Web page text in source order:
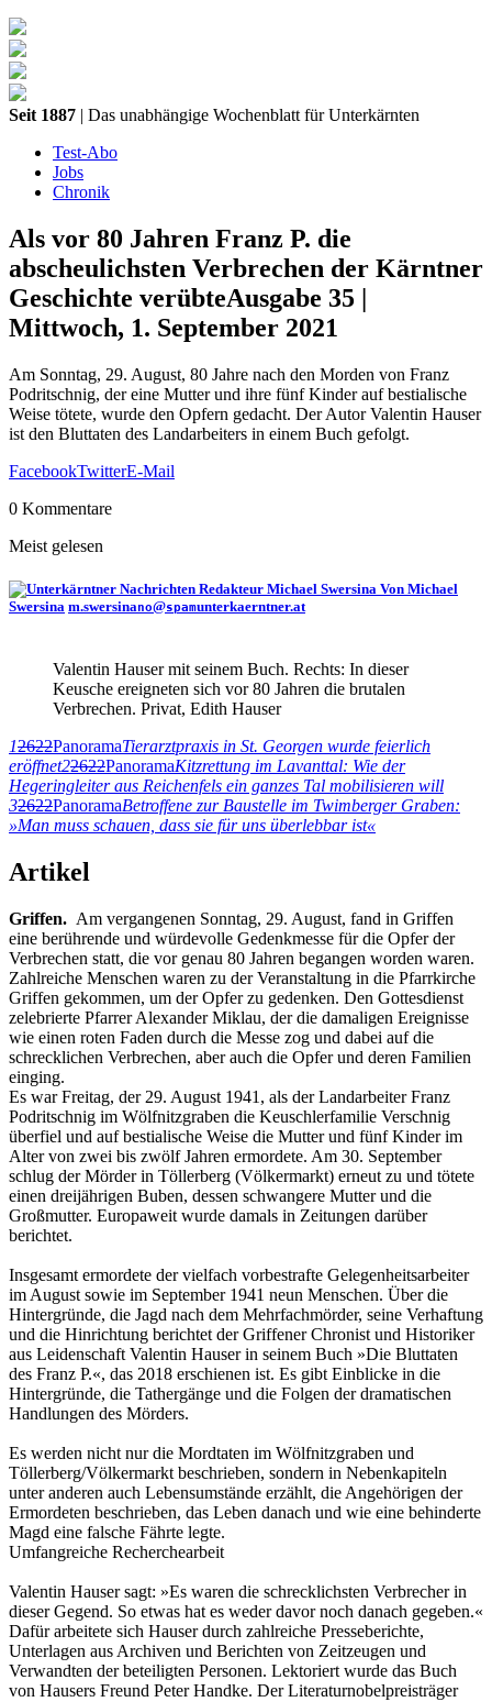
Seit 1887 | Das unabhängige Wochenblatt für Unterkärnten
Test-Abo
Jobs
Chronik
Als vor 80 Jahren Franz P. die
abscheulichsten Verbrechen der Kärntner
Geschichte verübteAusgabe 35 |
Mittwoch, 1. September 2021
Am Sonntag, 29. August, 80 Jahre nach den Morden von Franz
Podritschnig, der eine Mutter und ihre fünf Kinder auf bestialische
Weise tötete, wurde den Opfern gedacht. Der Autor Valentin Hauser
ist den Bluttaten des Landarbeiters in einem Buch gefolgt.
FacebookTwitterE-Mail
0 Kommentare
Meist gelesen
Von Michael
Swersina m.swersinano@spamunterkaerntner.at
Valentin Hauser mit seinem Buch. Rechts: In dieser
Keusche ereigneten sich vor 80 Jahren die brutalen
Verbrechen. Privat, Edith Hauser
12622PanoramaTierarztpraxis in St. Georgen wurde feierlich
eröffnet22622PanoramaKitzrettung im Lavanttal: Wie der
Hegeringleiter aus Reichenfels ein ganzes Tal mobilisieren will
32622PanoramaBetroffene zur Baustelle im Twimberger Graben:
»Man muss schauen, dass sie für uns überlebbar ist«
Artikel
Griffen. Am vergangenen Sonntag, 29. August, fand in Griffen
eine berührende und würdevolle Gedenkmesse für die Opfer der
Verbrechen statt, die vor genau 80 Jahren begangen worden waren.
Zahlreiche Menschen waren zu der Veranstaltung in die Pfarrkirche
Griffen gekommen, um der Opfer zu gedenken. Den Gottesdienst
zelebrierte Pfarrer Alexander Miklau, der die damaligen Ereignisse
wie einen roten Faden durch die Messe zog und dabei auf die
schrecklichen Verbrechen, aber auch die Opfer und deren Familien
einging.
Es war Freitag, der 29. August 1941, als der Landarbeiter Franz
Podritschnig im Wölfnitzgraben die Keuschlerfamilie Verschnig
überfiel und auf bestialische Weise die Mutter und fünf Kinder im
Alter von zwei bis zwölf Jahren ermordete. Am 30. September
schlug der Mörder in Töllerberg (Völkermarkt) erneut zu und tötete
einen dreijährigen Buben, dessen schwangere Mutter und die
Großmutter. Europaweit wurde damals in Zeitungen darüber
berichtet.
Insgesamt ermordete der vielfach vorbestrafte Gelegenheitsarbeiter
im August sowie im September 1941 neun Menschen. Über die
Hintergründe, die Jagd nach dem Mehrfachmörder, seine Verhaftung
und die Hinrichtung berichtet der Griffener Chronist und Historiker
aus Leidenschaft Valentin Hauser in seinem Buch »Die Bluttaten
des Franz P.«, das 2018 erschienen ist. Es gibt Einblicke in die
Hintergründe, die Tathergänge und die Folgen der dramatischen
Handlungen des Mörders.
Es werden nicht nur die Mordtaten im Wölfnitzgraben und
Töllerberg/Völkermarkt beschrieben, sondern in Nebenkapiteln
unter anderen auch Lebensumstände erzählt, die Angehörigen der
Ermordeten beschrieben, das Leben danach und wie eine behinderte
Magd eine falsche Fährte legte.
Umfangreiche Recherchearbeit
Valentin Hauser sagt: »Es waren die schrecklichsten Verbrecher in
dieser Gegend. So etwas hat es weder davor noch danach gegeben.«
Dafür arbeitete sich Hauser durch zahlreiche Presseberichte,
Unterlagen aus Archiven und Berichten von Zeitzeugen und
Verwandten der beteiligten Personen. Lektoriert wurde das Buch
von Hausers Freund Peter Handke. Der Literaturnobelpreisträger